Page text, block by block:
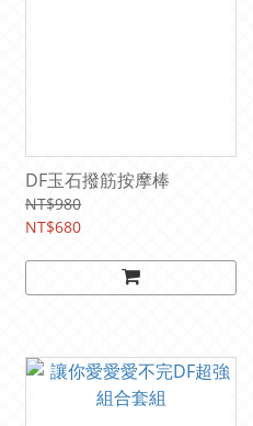
DF玉石撥筋按摩棒
NT$980
NT$680